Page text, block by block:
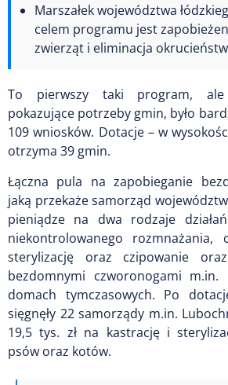
Marszałek województwa
celem programu jest
zwierząt i eliminacja
To pierwszy taki program, ale
pokazujące potrzeby gmin, było
109 wniosków. Dotacje – w
otrzyma 39 gmin.
Łączna pula na zapobieganie
jaką przekaże samorząd
pieniądze na dwa rodzaje
niekontrolowanego rozmnażania,
sterylizację oraz czipowanie
bezdomnymi czworonogami m.in.
domach tymczasowych. Po
sięgnęły 22 samorządy m.in.
19,5 tys. zł na kastrację i
psów oraz kotów.